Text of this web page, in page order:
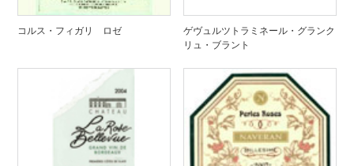
コルス・フィガリ ロゼ
ゲヴュルツトラミネール・グランク
リュ・ブラント